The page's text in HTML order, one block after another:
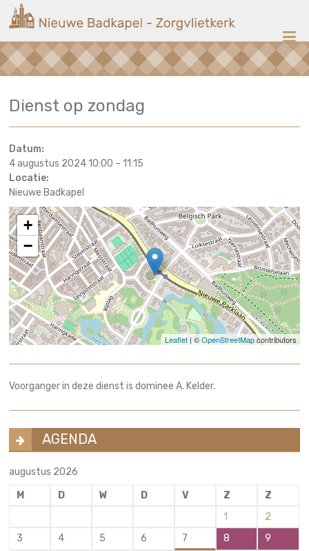
naar
inhoud
Nieuwe
Badkapel
op
Dienst op zondag
Datum:
4 augustus 2024 10:00 –11:15
Locatie:
Nieuwe Badkapel
+
−
Leaflet| ©OpenStreetMapcontributors
Voorganger in deze dienst is dominee A. Kelder.
AGENDA
augustus 2026
M
D W D V Z
Z
1
2
3
4 5 6 7 8
9